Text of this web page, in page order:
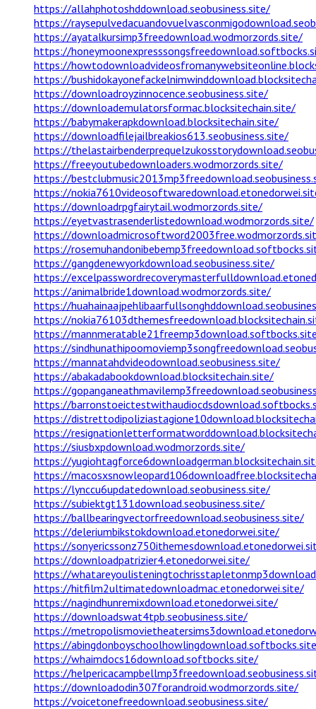
https://allahphotoshddownload.seobusiness.site/
https://
https://ayatalkursimp3freedownload.wodmorzords.site/
https://
https://
https://
https://downloadroyzinnocence.seobusiness.site/
https://downloademulatorsformac.blocksitechain.site/
https://babymakerapkdownload.blocksitechain.site/
https://downloadfilejailbreakios613.seobusiness.site/
https://
https://freeyoutubedownloaders.wodmorzords.site/
https://
https://
https://downloadrpgfairytail.wodmorzords.site/
https://eyetvastrasenderlistedownload.wodmorzords.site/
https://
https://
https://gangdenewyorkdownload.seobusiness.site/
https://
https://animalbride1download.wodmorzords.site/
https://
https://
https://
https://
https://mannatahdvideodownload.seobusiness.site/
https://abakadabookdownload.blocksitechain.site/
https://
https://
https://
https://
https://siusbxpdownload.wodmorzords.site/
https://
https://
https://lynccu6updatedownload.seobusiness.site/
https://subiektgt131download.seobusiness.site/
https://ballbearingvectorfreedownload.seobusiness.site/
https://deleriumbikstokdownload.etonedorwei.site/
https://
https://downloadpatrizier4.etonedorwei.site/
https://
https://hitfilm2ultimatedownloadmac.etonedorwei.site/
https://nagindhunremixdownload.etonedorwei.site/
https://downloadswat4tpb.seobusiness.site/
https://
https://
https://whaimdocs16download.softbocks.site/
https://
https://downloadodin307forandroid.wodmorzords.site/
https://voicetonefreedownload.seobusiness.site/